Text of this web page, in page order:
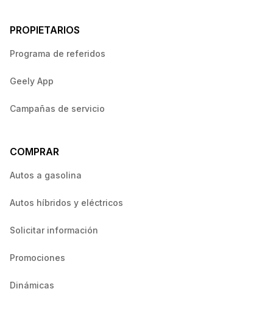
PROPIETARIOS
Programa de referidos
Geely App
Campañas de servicio
COMPRAR
Autos a gasolina
Autos híbridos y eléctricos
Solicitar información
Promociones
Dinámicas